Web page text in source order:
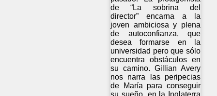
de “La sobrina del
director” encarna a la
joven ambiciosa y plena
de autoconfianza, que
desea formarse en la
universidad pero que sólo
encuentra obstáculos en
su camino. Gillian Avery
nos narra las peripecias
de María para conseguir
su sueño, en la Inglaterra